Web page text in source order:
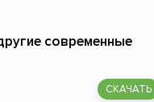
современные
СКАЧАТЬ